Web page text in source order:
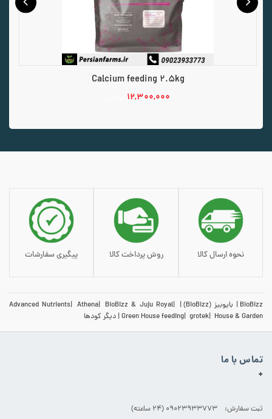
Calcium feeding 2.5kg
۱۲,۳۰۰,۰۰۰
افزودن به سبد خرید
نحوه ارسال کالا روش پرداخت کالا پیگیری سفارشات
BioBizz بایوبیز (BioBizz) Advanced Nutrients Athena
BioBizz & Juju Royal
Green House feeding grotek House & Garden دیگر کودها
تماس با ما
+
ثبت سفارش: 09023933773 (۲۴ ساعته)